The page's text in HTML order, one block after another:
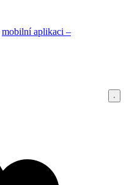
mobilní aplikaci –